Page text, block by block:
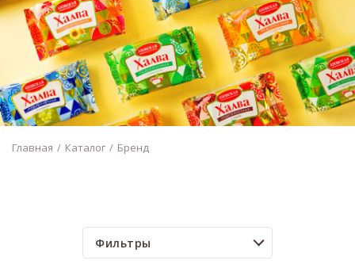
Главная Каталог Бренд
Фильтры